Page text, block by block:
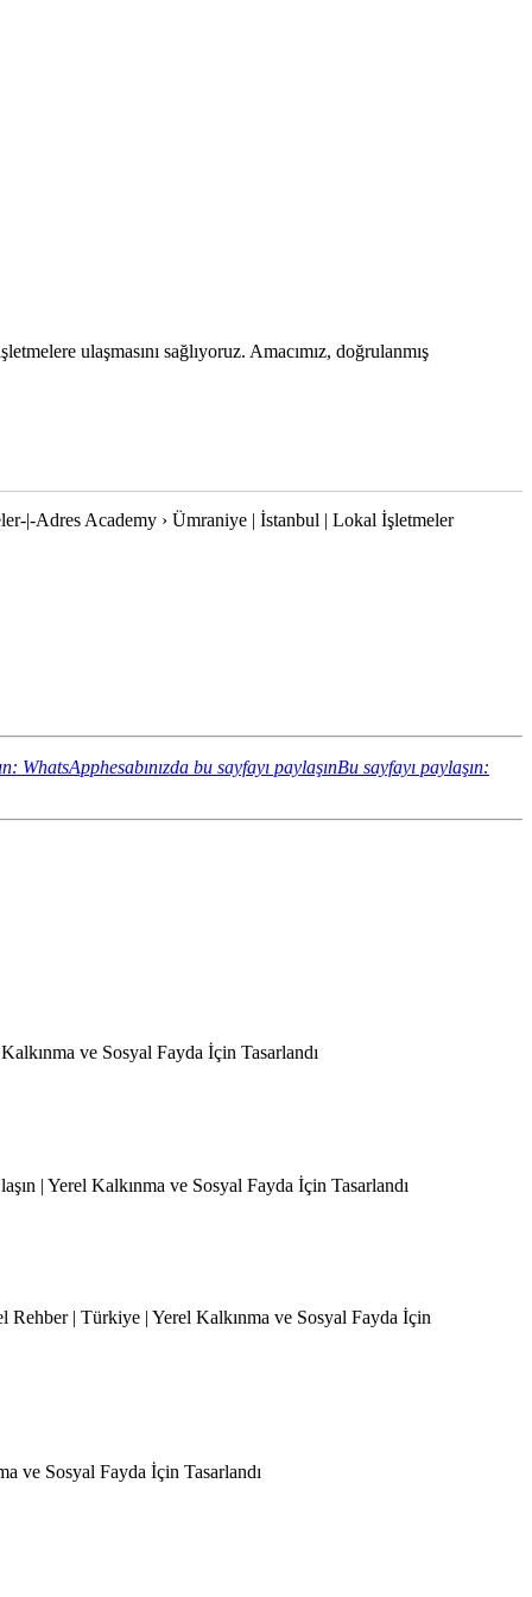
ulaşmasını sağlıyoruz. Amacımız, doğrulanmış
|-Adres Academy › Ümraniye | İstanbul | Lokal İşletmeler
WhatsApphesabınızda bu sayfayı paylaşınBu sayfayı paylaşın:
ve Sosyal Fayda İçin Tasarlandı
| Yerel Kalkınma ve Sosyal Fayda İçin Tasarlandı
| Türkiye | Yerel Kalkınma ve Sosyal Fayda İçin
ve Sosyal Fayda İçin Tasarlandı